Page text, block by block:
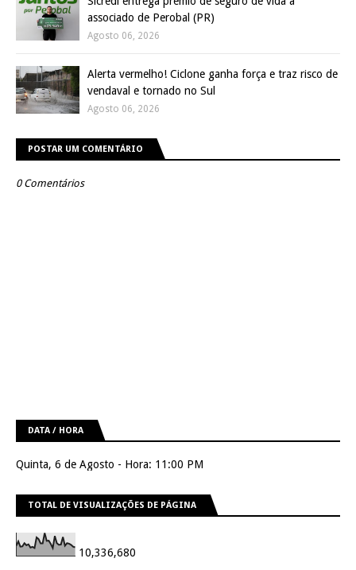
associado de Perobal (PR)
Agosto 06, 2026
Alerta vermelho! Ciclone ganha força e traz risco de
vendaval e tornado no Sul
Agosto 06, 2026
POSTAR UM COMENTÁRIO
0 Comentários
DATA / HORA
Quinta, 6 de Agosto - Hora: 11:00 PM
TOTAL DE VISUALIZAÇÕES DE PÁGINA
10,336,680